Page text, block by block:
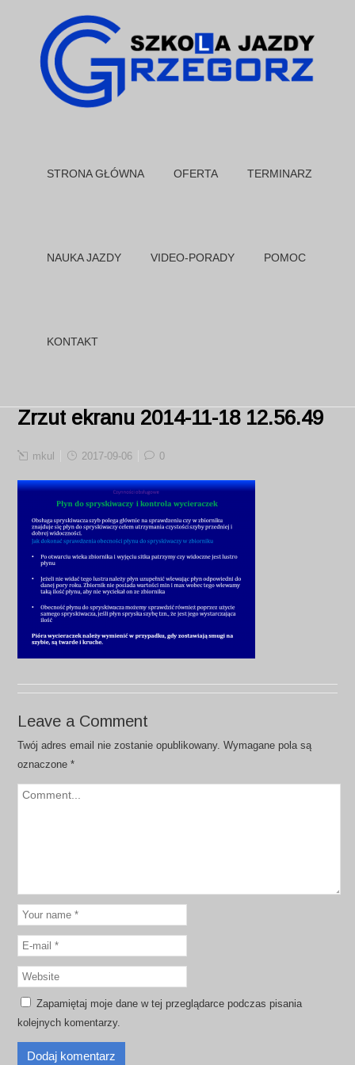
STRONA GŁÓWNA OFERTA TERMINARZ
NAUKA JAZDY VIDEO-PORADY POMOC
KONTAKT
Zrzut ekranu 2014-11-18 12.56.49
mkul 2017-09-06 0
Leave a Comment
Twój adres email nie zostanie opublikowany. Wymagane pola są
oznaczone*
Zapamiętaj moje dane w tej przeglądarce podczas pisania
kolejnych komentarzy.